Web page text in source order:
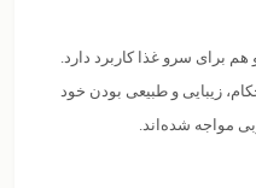
برای سرو غذا کاربرد دارد.
زیبایی و طبیعی بودن خود
مواجه شده‌اند.